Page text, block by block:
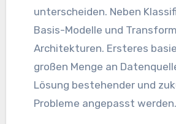
unterscheiden. Neben
Basis-Modelle und
Architekturen. Ersteres
großen Menge an
Lösung bestehender und
Probleme angepasst werden.